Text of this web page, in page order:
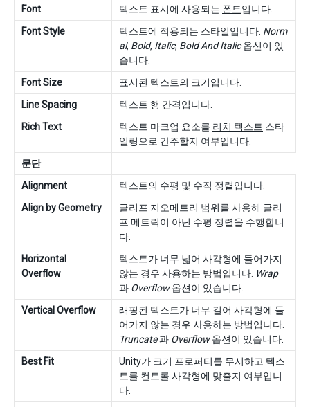
Font
텍스트 표시에 사용되는 폰트입니다.
Font Style
텍스트에 적용되는 스타일입니다. Norm
al, Bold, Italic, Bold And Italic옵션이 있
습니다.
Font Size
표시된 텍스트의 크기입니다.
Line Spacing
텍스트 행 간격입니다.
Rich Text
텍스트 마크업 요소를 리치 텍스트 스타
일링으로 간주할지 여부입니다.
문단
Alignment
텍스트의 수평 및 수직 정렬입니다.
Align by Geometry
글리프 지오메트리 범위를 사용해 글리
프 메트릭이 아닌 수평 정렬을 수행합니
다.
Horizontal
Overflow
텍스트가 너무 넓어 사각형에 들어가지
않는 경우 사용하는 방법입니다. Wrap
과 Overflow옵션이 있습니다.
Vertical Overflow
래핑된 텍스트가 너무 길어 사각형에 들
어가지 않는 경우 사용하는 방법입니다.
Truncate과 Overflow옵션이 있습니다.
Best Fit
Unity가 크기 프로퍼티를 무시하고 텍스
트를 컨트롤 사각형에 맞출지 여부입니
다.